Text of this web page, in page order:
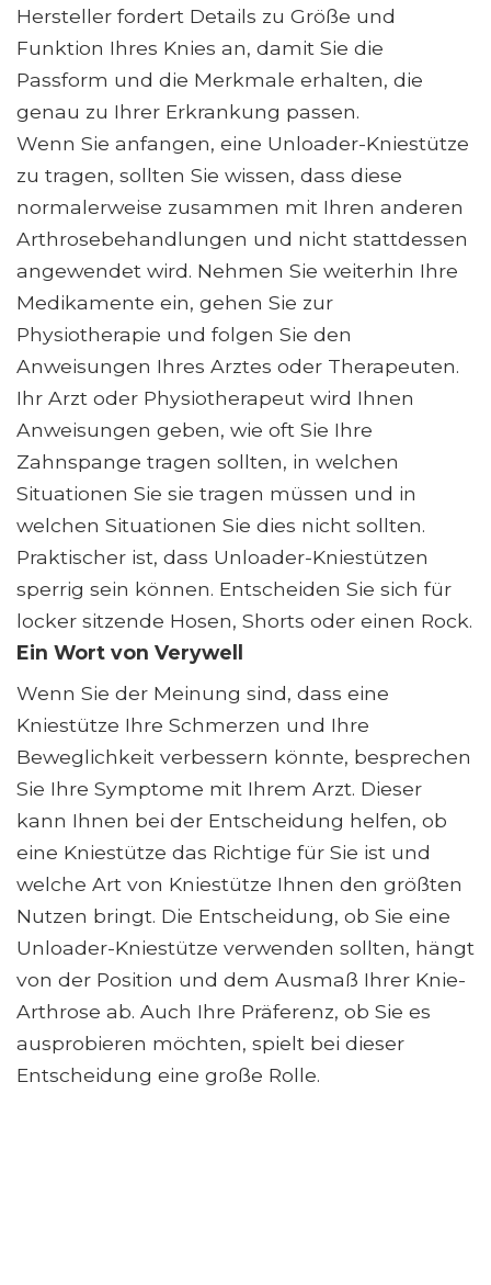
Hersteller fordert Details zu Größe und
Funktion Ihres Knies an, damit Sie die
Passform und die Merkmale erhalten, die
genau zu Ihrer Erkrankung passen.
Wenn Sie anfangen, eine Unloader-Kniestütze
zu tragen, sollten Sie wissen, dass diese
normalerweise zusammen mit Ihren anderen
Arthrosebehandlungen und nicht stattdessen
angewendet wird. Nehmen Sie weiterhin Ihre
Medikamente ein, gehen Sie zur
Physiotherapie und folgen Sie den
Anweisungen Ihres Arztes oder Therapeuten.
Ihr Arzt oder Physiotherapeut wird Ihnen
Anweisungen geben, wie oft Sie Ihre
Zahnspange tragen sollten, in welchen
Situationen Sie sie tragen müssen und in
welchen Situationen Sie dies nicht sollten.
Praktischer ist, dass Unloader-Kniestützen
sperrig sein können. Entscheiden Sie sich für
locker sitzende Hosen, Shorts oder einen Rock.
Ein Wort von Verywell
Wenn Sie der Meinung sind, dass eine
Kniestütze Ihre Schmerzen und Ihre
Beweglichkeit verbessern könnte, besprechen
Sie Ihre Symptome mit Ihrem Arzt. Dieser
kann Ihnen bei der Entscheidung helfen, ob
eine Kniestütze das Richtige für Sie ist und
welche Art von Kniestütze Ihnen den größten
Nutzen bringt. Die Entscheidung, ob Sie eine
Unloader-Kniestütze verwenden sollten, hängt
von der Position und dem Ausmaß Ihrer Knie-
Arthrose ab. Auch Ihre Präferenz, ob Sie es
ausprobieren möchten, spielt bei dieser
Entscheidung eine große Rolle.